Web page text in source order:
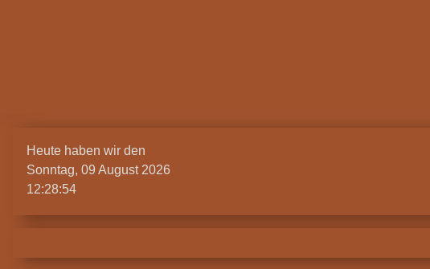
Heute haben wir den
Sonntag, 09 August 2026
12:28:55